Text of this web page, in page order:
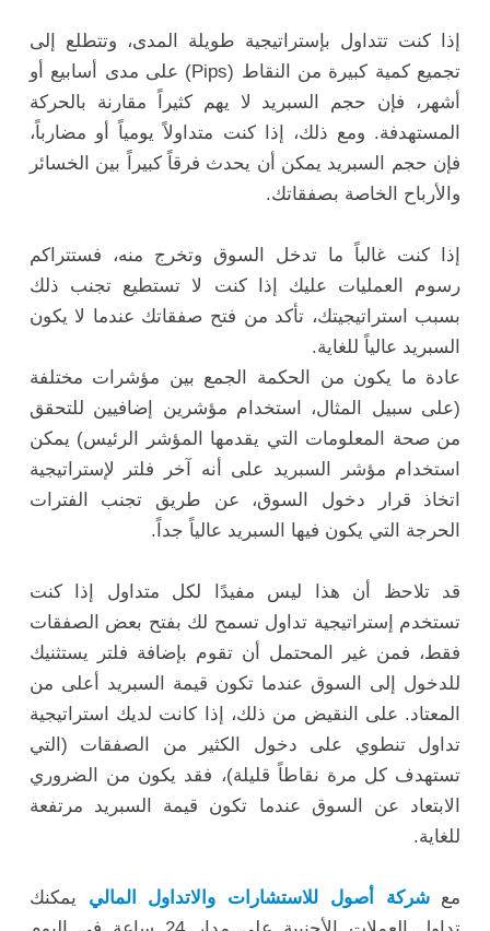
إذا كنت تتداول بإستراتيجية طويلة المدى، وتتطلع إلى
تجميع كمية كبيرة من النقاط (Pips) على مدى أسابيع أو
أشهر، فإن حجم السبريد لا يهم كثيراً مقارنة بالحركة
المستهدفة. ومع ذلك، إذا كنت متداولاً يومياً أو مضارباً،
فإن حجم السبريد يمكن أن يحدث فرقاً كبيراً بين الخسائر
والأرباح الخاصة بصفقاتك.
إذا كنت غالباً ما تدخل السوق وتخرج منه، فستتراكم
رسوم العمليات عليك إذا كنت لا تستطيع تجنب ذلك
بسبب استراتيجيتك، تأكد من فتح صفقاتك عندما لا يكون
السبريد عالياً للغاية.
عادة ما يكون من الحكمة الجمع بين مؤشرات مختلفة
(على سبيل المثال، استخدام مؤشرين إضافيين للتحقق
من صحة المعلومات التي يقدمها المؤشر الرئيس) يمكن
استخدام مؤشر السبريد على أنه آخر فلتر لإستراتيجية
اتخاذ قرار دخول السوق، عن طريق تجنب الفترات
الحرجة التي يكون فيها السبريد عالياً جداً.
قد تلاحظ أن هذا ليس مفيدًا لكل متداول إذا كنت
تستخدم إستراتيجية تداول تسمح لك بفتح بعض الصفقات
فقط، فمن غير المحتمل أن تقوم بإضافة فلتر يستثنيك
للدخول إلى السوق عندما تكون قيمة السبريد أعلى من
المعتاد. على النقيض من ذلك، إذا كانت لديك استراتيجية
تداول تنطوي على دخول الكثير من الصفقات (التي
تستهدف كل مرة نقاطاً قليلة)، فقد يكون من الضروري
الابتعاد عن السوق عندما تكون قيمة السبريد مرتفعة
للغاية.
معشركة أصول للاستشارات والاتداول المالي يمكنك